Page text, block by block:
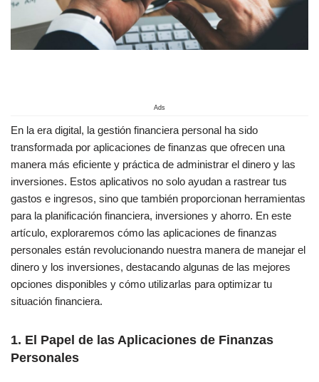
Ads
En la era digital, la gestión financiera personal ha sido
transformada por aplicaciones de finanzas que ofrecen una
manera más eficiente y práctica de administrar el dinero y las
inversiones. Estos aplicativos no solo ayudan a rastrear tus
gastos e ingresos, sino que también proporcionan herramientas
para la planificación financiera, inversiones y ahorro. En este
artículo, exploraremos cómo las aplicaciones de finanzas
personales están revolucionando nuestra manera de manejar el
dinero y los inversiones, destacando algunas de las mejores
opciones disponibles y cómo utilizarlas para optimizar tu
situación financiera.
1. El Papel de las Aplicaciones de Finanzas
Personales